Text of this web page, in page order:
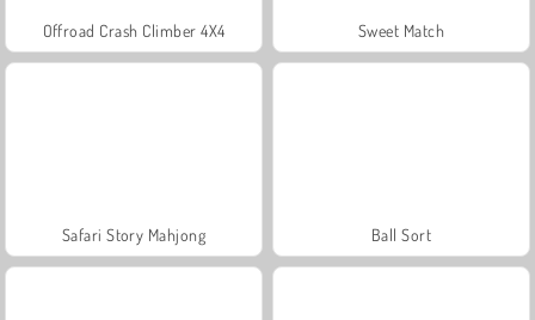
Offroad Crash Climber 4X4 Sweet Match
Safari Story Mahjong Ball Sort